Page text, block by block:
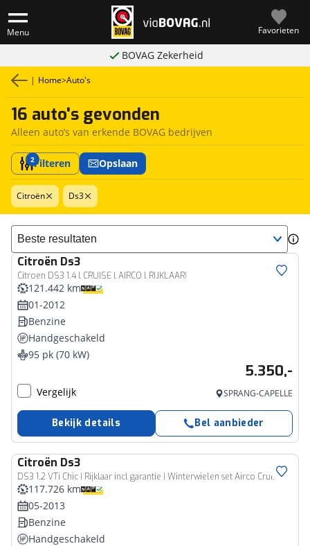
Menu Favorieten
BOVAG Zekerheid
| Home>Auto's
16 auto's gevonden
Alleen auto’s van erkende BOVAG bedrijven
2Filteren Opslaan
Citroën Ds3
Sorteer resultaten
Citroën Ds3
Citroen DS3 1.4 l CRUISE l AIRCO l RIJKLAAR!
121.442 km
01-2012
Benzine
Handgeschakeld
95 pk (70 kW)
5.350,-
Vergelijk SPRANG-CAPELLE
Bekijk details Bel aanbieder
Citroën Ds3
DS3 1.2 VTi Chic | Rijklaar incl garantie | Winterwielen set Airco Cruise control Mistlampen
117.726 km
05-2013
Benzine
Handgeschakeld